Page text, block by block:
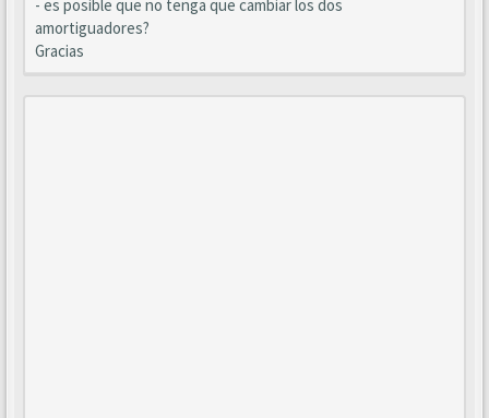
- es posible que no tenga que cambiar los dos
amortiguadores?
Gracias